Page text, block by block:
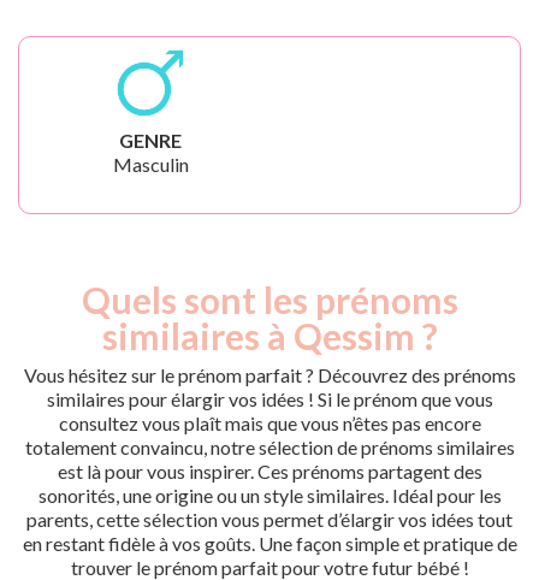
GENRE
Masculin
Quels sont les prénoms
similaires à Qessim ?
Vous hésitez sur le prénom parfait ? Découvrez des prénoms
similaires pour élargir vos idées ! Si le prénom que vous
consultez vous plaît mais que vous n’êtes pas encore
totalement convaincu, notre sélection de prénoms similaires
est là pour vous inspirer. Ces prénoms partagent des
sonorités, une origine ou un style similaires. Idéal pour les
parents, cette sélection vous permet d’élargir vos idées tout
en restant fidèle à vos goûts. Une façon simple et pratique de
trouver le prénom parfait pour votre futur bébé !